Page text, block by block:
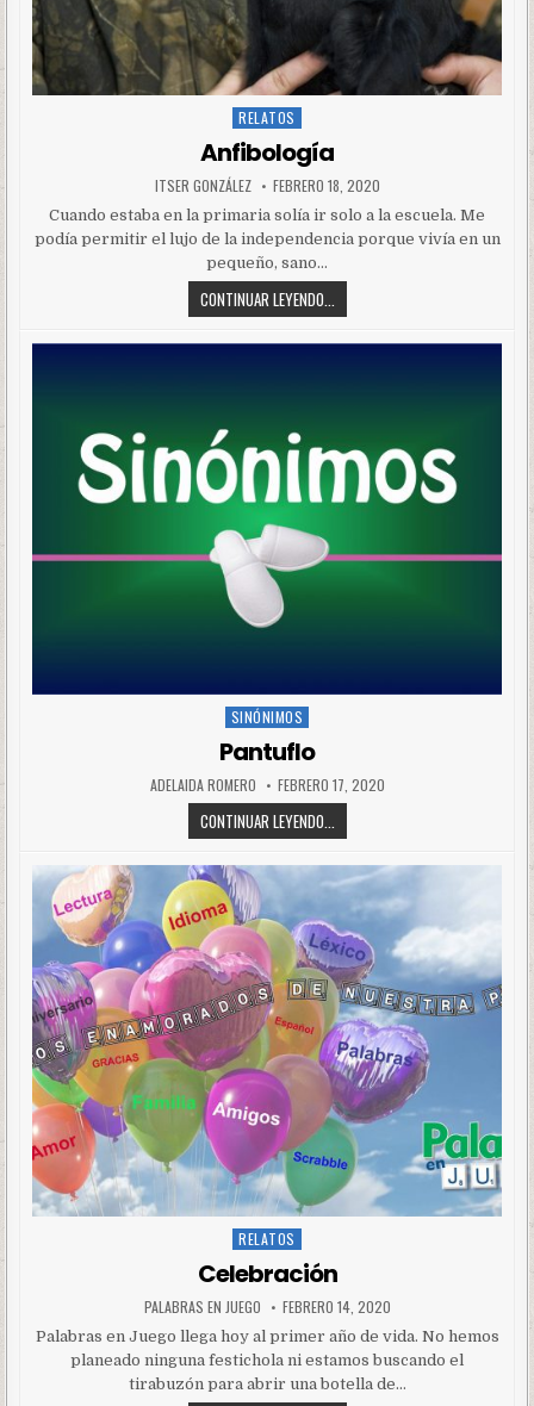
Posted
in
RELATOS
Anfibología
ITSER GONZÁLEZ FEBRERO 18, 2020
Cuando estaba en la primaria solía ir solo a la escuela. Me
podía permitir el lujo de la independencia porque vivía en un
pequeño, sano…
CONTINUAR LEYENDO...
Posted
in
SINÓNIMOS
Pantuflo
ADELAIDA ROMERO FEBRERO 17, 2020
CONTINUAR LEYENDO...
Posted
in
RELATOS
Celebración
PALABRAS EN JUEGO FEBRERO 14, 2020
Palabras en Juego llega hoy al primer año de vida. No hemos
planeado ninguna festichola ni estamos buscando el
tirabuzón para abrir una botella de…